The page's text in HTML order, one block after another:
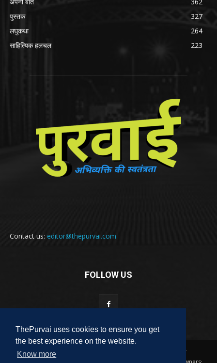
ThePurvai uses cookies to ensure you get
the best experience on the website.
Know more
पुस्तक
327
लघुकथा
264
साहित्यिक हलचल
223
Contact us: editor@thepurvai.com
FOLLOW US
Copyright 2018-2023 THE PURVAI | All Rights Reserved · And Our